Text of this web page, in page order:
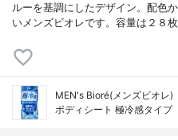
ルーを基調にしたデザイン。配色
いメンズビオレです。容量は２８
MEN's Bioré(メンズビオレ)
ボディシート 極冷感タイプ